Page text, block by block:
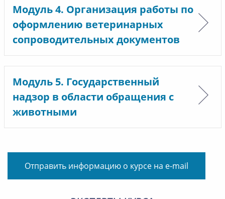
Модуль 4. Организация работы по
оформлению ветеринарных
сопроводительных документов
Модуль 5. Государственный
надзор в области обращения с
животными
Отправить информацию о курсе на e-mail